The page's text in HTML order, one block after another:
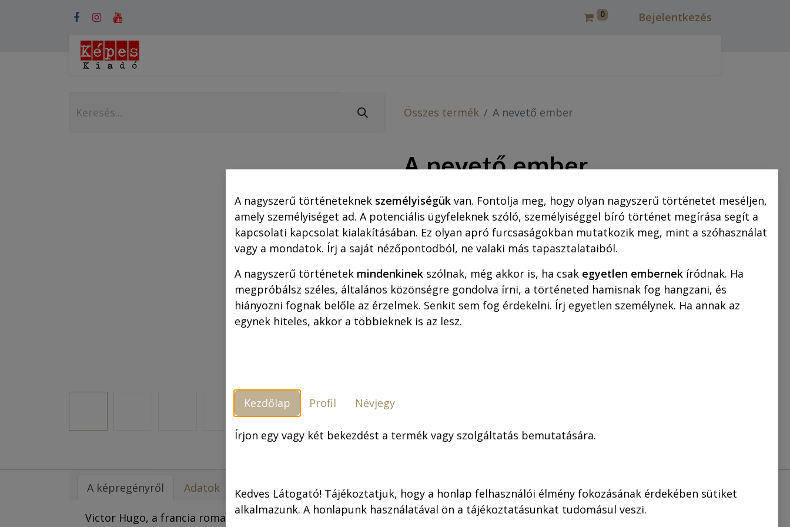
0 Bejelentkezés
Összes termék A nevető ember
A nevető ember
2.541,50Ft 2.990,00Ft
KOSÁRBA
Szállítási feltételek
A képregényről Adatok
Victor Hugo, a francia romantikus irodalom
A nagyszerű történeteknek személyiségük van. Fontolja meg, hogy olyan nagyszerű történetet meséljen,
amely személyiséget ad. A potenciális ügyfeleknek szóló, személyiséggel bíró történet megírása segít a
kapcsolati kapcsolat kialakításában. Ez olyan apró furcsaságokban mutatkozik meg, mint a szóhasználat
vagy a mondatok. Írj a saját nézőpontodból, ne valaki más tapasztalataiból.
A nagyszerű történetek mindenkinek szólnak, még akkor is, ha csak egyetlen embernek íródnak. Ha
megpróbálsz széles, általános közönségre gondolva írni, a történeted hamisnak fog hangzani, és
hiányozni fognak belőle az érzelmek. Senkit sem fog érdekelni. Írj egyetlen személynek. Ha annak az
egynek hiteles, akkor a többieknek is az lesz.
Kezdőlap Profil Névjegy
Írjon egy vagy két bekezdést a termék vagy szolgáltatás bemutatására.
Kedves Látogató! Tájékoztatjuk, hogy a honlap felhasználói élmény fokozásának érdekében sütiket
alkalmazunk. A honlapunk használatával ön a tájékoztatásunkat tudomásul veszi.